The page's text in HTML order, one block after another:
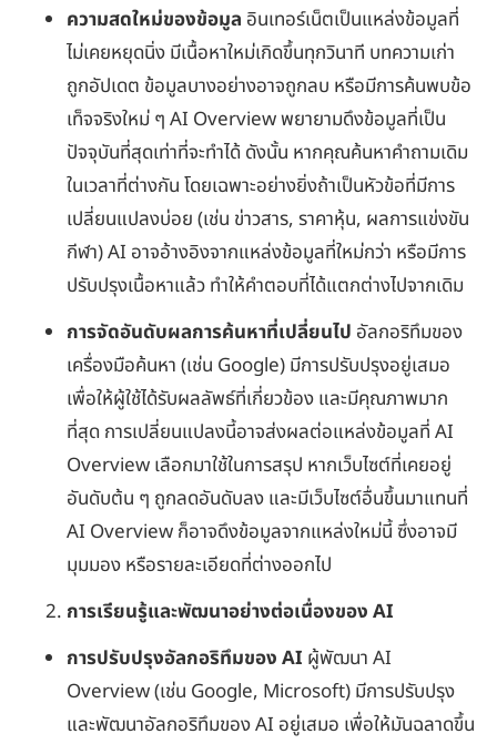
ความสดใหม่ของข้อมูล อินเทอร์เน็ตเป็นแหล่งข้อมูลที่
ไม่เคยหยุดนิ่ง มีเนื้อหาใหม่เกิดขึ้นทุกวินาที บทความเก่า
ถูกอัปเดต ข้อมูลบางอย่างอาจถูกลบ หรือมีการค้นพบข้อ
เท็จจริงใหม่ ๆ AI Overview พยายามดึงข้อมูลที่เป็น
ปัจจุบันที่สุดเท่าที่จะทำได้ ดังนั้น หากคุณค้นหาคำถามเดิม
ในเวลาที่ต่างกัน โดยเฉพาะอย่างยิ่งถ้าเป็นหัวข้อที่มีการ
เปลี่ยนแปลงบ่อย (เช่น ข่าวสาร, ราคาหุ้น, ผลการแข่งขัน
กีฬา) AI อาจอ้างอิงจากแหล่งข้อมูลที่ใหม่กว่า หรือมีการ
ปรับปรุงเนื้อหาแล้ว ทำให้คำตอบที่ได้แตกต่างไปจากเดิม
การจัดอันดับผลการค้นหาที่เปลี่ยนไป อัลกอริทึมของ
เครื่องมือค้นหา (เช่น Google) มีการปรับปรุงอยู่เสมอ
เพื่อให้ผู้ใช้ได้รับผลลัพธ์ที่เกี่ยวข้อง และมีคุณภาพมาก
ที่สุด การเปลี่ยนแปลงนี้อาจส่งผลต่อแหล่งข้อมูลที่ AI
Overview เลือกมาใช้ในการสรุป หากเว็บไซต์ที่เคยอยู่
อันดับต้น ๆ ถูกลดอันดับลง และมีเว็บไซต์อื่นขึ้นมาแทนที่
AI Overview ก็อาจดึงข้อมูลจากแหล่งใหม่นี้ ซึ่งอาจมี
มุมมอง หรือรายละเอียดที่ต่างออกไป
การเรียนรู้และพัฒนาอย่างต่อเนื่องของAI
การปรับปรุงอัลกอริทึมของAI ผู้พัฒนา AI
Overview (เช่น Google, Microsoft) มีการปรับปรุง
และพัฒนาอัลกอริทึมของ AI อยู่เสมอ เพื่อให้มันฉลาดขึ้น